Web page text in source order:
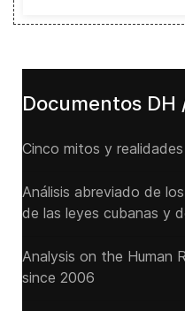
Documentos DH
Cinco mitos y
Análisis abreviado de
de las leyes cubanas y
Analysis on the Human
since 2006